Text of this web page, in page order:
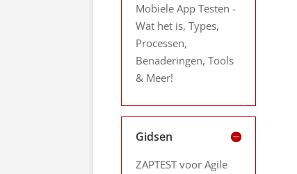
Mobiele App Testen -
Wat het is, Types,
Processen,
Benaderingen, Tools
& Meer!
Gidsen
ZAPTEST voor Agile